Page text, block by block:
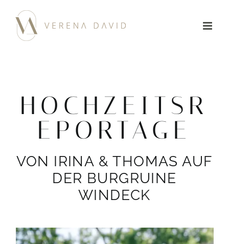
Inhalt
springen
HOCHZEITSR
EPORTAGE
VON IRINA & THOMAS AUF
DER BURGRUINE
WINDECK